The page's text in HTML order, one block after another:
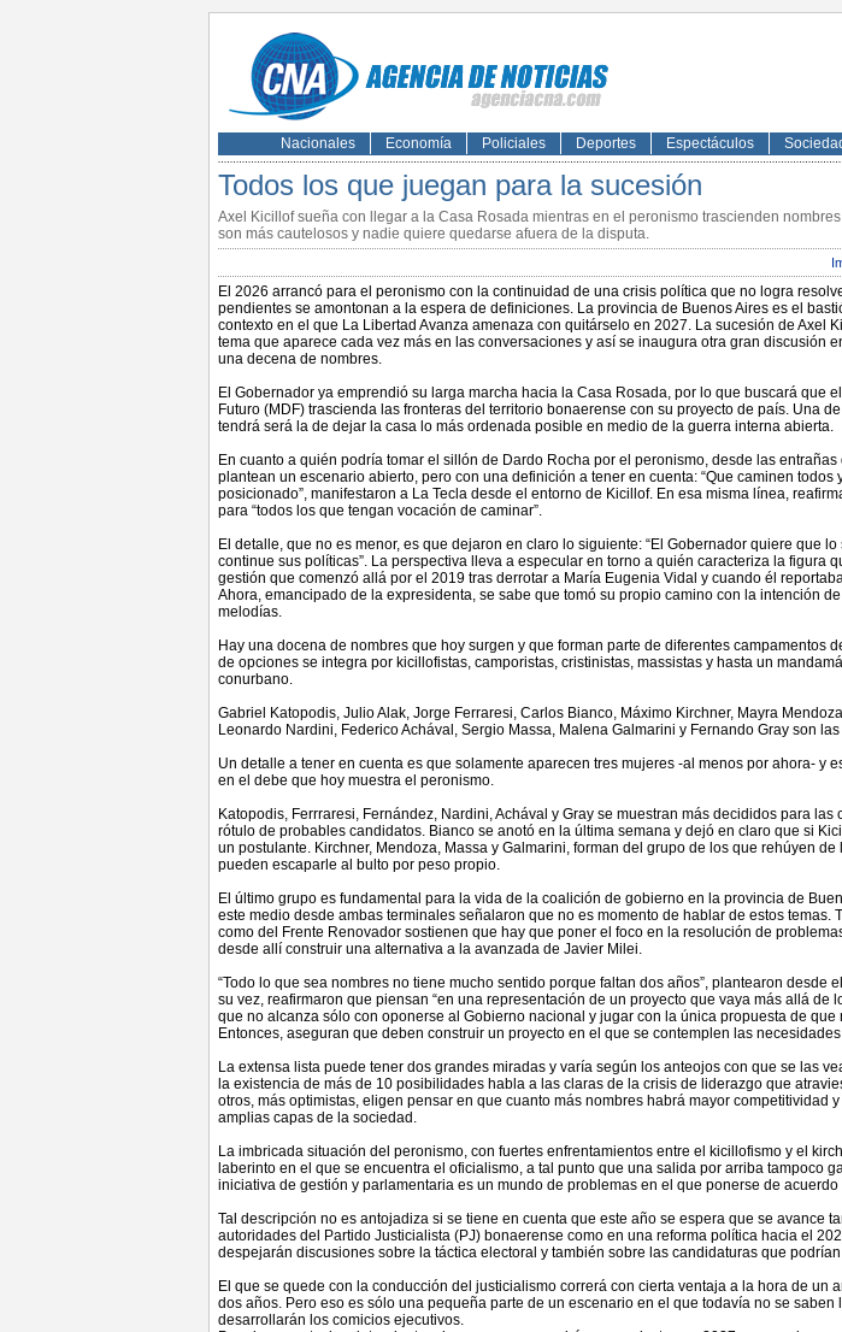
Nacionales Economía Policiales Deportes Espectáculos
Todos los que juegan para la sucesión
Axel Kicillof sueña con llegar a la Casa Rosada mientras en el peronismo trascienden
son más cautelosos y nadie quiere quedarse afuera de la disputa.
El 2026 arrancó para el peronismo con la continuidad de una crisis política que no logra
pendientes se amontonan a la espera de definiciones. La provincia de Buenos Aires es el
contexto en el que La Libertad Avanza amenaza con quitárselo en 2027. La sucesión de Axel
tema que aparece cada vez más en las conversaciones y así se inaugura otra gran discusión
una decena de nombres.
El Gobernador ya emprendió su larga marcha hacia la Casa Rosada, por lo que buscará que
Futuro (MDF) trascienda las fronteras del territorio bonaerense con su proyecto de país. Una
tendrá será la de dejar la casa lo más ordenada posible en medio de la guerra interna abierta.
En cuanto a quién podría tomar el sillón de Dardo Rocha por el peronismo, desde las
plantean un escenario abierto, pero con una definición a tener en cuenta: “Que caminen todos
posicionado”, manifestaron a La Tecla desde el entorno de Kicillof. En esa misma línea,
para “todos los que tengan vocación de caminar”.
El detalle, que no es menor, es que dejaron en claro lo siguiente: “El Gobernador quiere que
continue sus políticas”. La perspectiva lleva a especular en torno a quién caracteriza la figura
gestión que comenzó allá por el 2019 tras derrotar a María Eugenia Vidal y cuando él
Ahora, emancipado de la expresidenta, se sabe que tomó su propio camino con la intención
melodías.
Hay una docena de nombres que hoy surgen y que forman parte de diferentes campamentos
de opciones se integra por kicillofistas, camporistas, cristinistas, massistas y hasta un
conurbano.
Gabriel Katopodis, Julio Alak, Jorge Ferraresi, Carlos Bianco, Máximo Kirchner, Mayra
Leonardo Nardini, Federico Achával, Sergio Massa, Malena Galmarini y Fernando Gray son
Un detalle a tener en cuenta es que solamente aparecen tres mujeres -al menos por ahora- y
en el debe que hoy muestra el peronismo.
Katopodis, Ferrraresi, Fernández, Nardini, Achával y Gray se muestran más decididos para las
rótulo de probables candidatos. Bianco se anotó en la última semana y dejó en claro que si
un postulante. Kirchner, Mendoza, Massa y Galmarini, forman del grupo de los que rehúyen de
pueden escaparle al bulto por peso propio.
El último grupo es fundamental para la vida de la coalición de gobierno en la provincia de
este medio desde ambas terminales señalaron que no es momento de hablar de estos temas.
como del Frente Renovador sostienen que hay que poner el foco en la resolución de
desde allí construir una alternativa a la avanzada de Javier Milei.
“Todo lo que sea nombres no tiene mucho sentido porque faltan dos años”, plantearon desde
su vez, reafirmaron que piensan “en una representación de un proyecto que vaya más allá de
que no alcanza sólo con oponerse al Gobierno nacional y jugar con la única propuesta de
Entonces, aseguran que deben construir un proyecto en el que se contemplen las
La extensa lista puede tener dos grandes miradas y varía según los anteojos con que se las
la existencia de más de 10 posibilidades habla a las claras de la crisis de liderazgo que
otros, más optimistas, eligen pensar en que cuanto más nombres habrá mayor competitividad
amplias capas de la sociedad.
La imbricada situación del peronismo, con fuertes enfrentamientos entre el kicillofismo y el
laberinto en el que se encuentra el oficialismo, a tal punto que una salida por arriba tampoco
iniciativa de gestión y parlamentaria es un mundo de problemas en el que ponerse de
Tal descripción no es antojadiza si se tiene en cuenta que este año se espera que se avance
autoridades del Partido Justicialista (PJ) bonaerense como en una reforma política hacia el
despejarán discusiones sobre la táctica electoral y también sobre las candidaturas que
El que se quede con la conducción del justicialismo correrá con cierta ventaja a la hora de un
dos años. Pero eso es sólo una pequeña parte de un escenario en el que todavía no se saben
desarrollarán los comicios ejecutivos.